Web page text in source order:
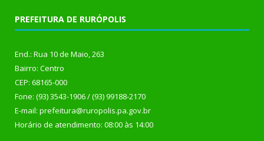
PREFEITURA DE RURÓPOLIS
End.: Rua 10 de Maio, 263
Bairro: Centro
CEP: 68165-000
Fone: (93) 3543-1906 / (93) 99188-2170
E-mail: prefeitura@ruropolis.pa.gov.br
Horário de atendimento: 08:00 às 14:00